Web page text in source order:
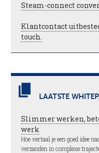
Steam-connect
Klantcontact
touch.
LAATSTE
Slimmer werken,
werk
Hoe vertaal je een goed idee
verzanden in complexe